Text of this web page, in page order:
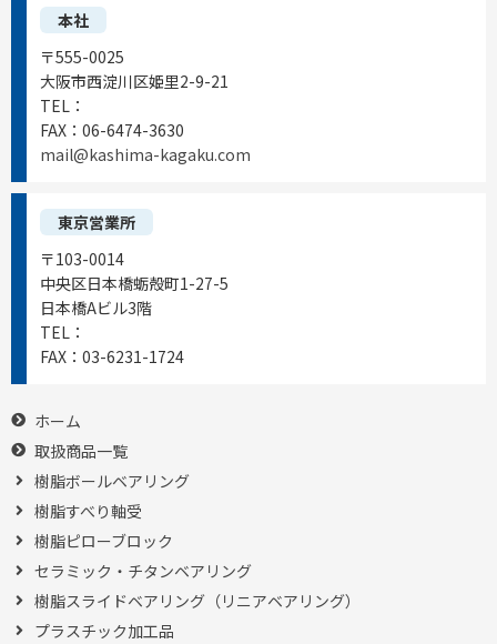
本社
〒555-0025
大阪市西淀川区姫里2-9-21
TEL：
FAX： 06-6474-3630
mail@kashima-kagaku.com
東京営業所
〒103-0014
中央区日本橋蛎殻町1-27-5
日本橋Aビル3階
TEL：
FAX： 03-6231-1724
ホーム
取扱商品一覧
樹脂ボールベアリング
樹脂すべり軸受
樹脂ピローブロック
セラミック・チタンベアリング
樹脂スライドベアリング（リニアベアリング）
プラスチック加工品